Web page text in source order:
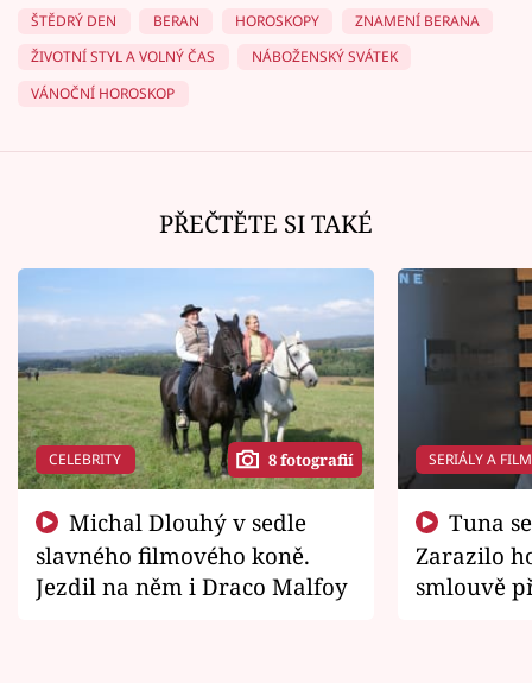
ŠTĚDRÝ DEN
BERAN HOROSKOPY
ZNAMENÍ BERANA
ŽIVOTNÍ STYL A VOLNÝ ČAS
NÁBOŽENSKÝ SVÁTEK
VÁNOČNÍ HOROSKOP
PŘEČTĚTE SI TAKÉ
CELEBRITY 8 fotografií
slavného filmového koně.
Jezdil na něm i Draco Malfoy
SERIÁLY A
Zarazilo
smlouvě